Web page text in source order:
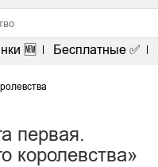
🆕 Бесплатные ✅
первая.
королевства»